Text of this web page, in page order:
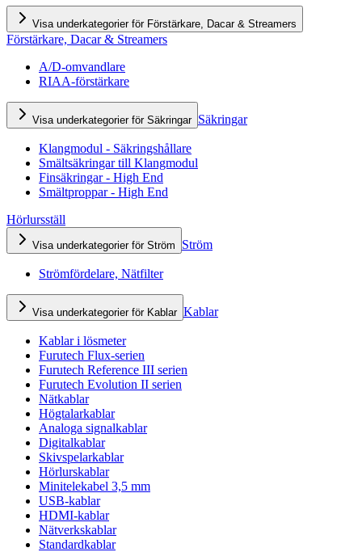
Visa underkategorier för Förstärkare, Dacar & Streamers
Förstärkare, Dacar & Streamers
A/D-omvandlare
RIAA-förstärkare
Visa underkategorier för Säkringar Säkringar
Klangmodul - Säkringshållare
Smältsäkringar till Klangmodul
Finsäkringar - High End
Smältproppar - High End
Hörlursställ
Visa underkategorier för Ström Ström
Strömfördelare, Nätfilter
Visa underkategorier för Kablar Kablar
Kablar i lösmeter
Furutech Flux-serien
Furutech Reference III serien
Furutech Evolution II serien
Nätkablar
Högtalarkablar
Analoga signalkablar
Digitalkablar
Skivspelarkablar
Hörlurskablar
Minitelekabel 3,5 mm
USB-kablar
HDMI-kablar
Nätverkskablar
Standardkablar